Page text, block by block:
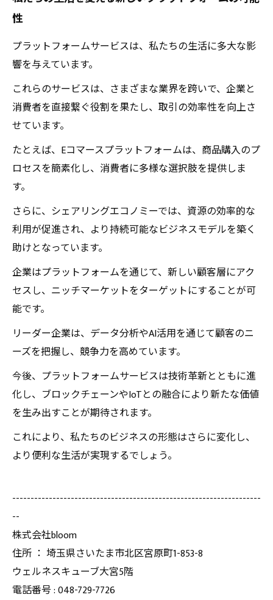
性
プラットフォームサービスは、私たちの生活に多大な影
響を与えています。
これらのサービスは、さまざまな業界を跨いで、企業と
消費者を直接繋ぐ役割を果たし、取引の効率性を向上さ
せています。
たとえば、Eコマースプラットフォームは、商品購入のプ
ロセスを簡素化し、消費者に多様な選択肢を提供しま
す。
さらに、シェアリングエコノミーでは、資源の効率的な
利用が促進され、より持続可能なビジネスモデルを築く
助けとなっています。
企業はプラットフォームを通じて、新しい顧客層にアク
セスし、ニッチマーケットをターゲットにすることが可
能です。
リーダー企業は、データ分析やAI活用を通じて顧客のニ
ーズを把握し、競争力を高めています。
今後、プラットフォームサービスは技術革新とともに進
化し、ブロックチェーンやIoTとの融合により新たな価値
を生み出すことが期待されます。
これにより、私たちのビジネスの形態はさらに変化し、
より便利な生活が実現するでしょう。
--------------------------------------------------------------------
--
株式会社bloom
住所 ： 埼玉県さいたま市北区宮原町1-853-8
ウェルネスキューブ大宮5階
電話番号 : 048-729-7726